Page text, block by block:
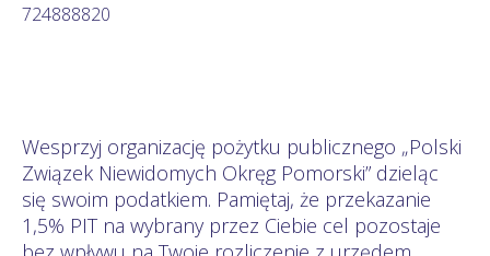
724888820
Wesprzyj organizację pożytku publicznego „Polski
Związek Niewidomych Okręg Pomorski” dzieląc
się swoim podatkiem. Pamiętaj, że przekazanie
1,5% PIT na wybrany przez Ciebie cel pozostaje